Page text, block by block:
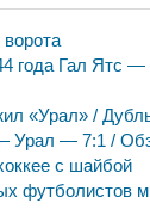
ворота
года Гал Ятс
«Урал» /
Урал — 7:1 /
с шайбой
футболистов